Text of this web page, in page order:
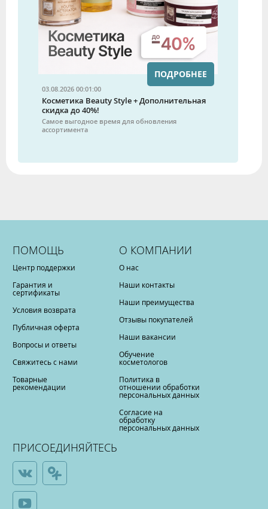
03.08.2026 00:01:00
Косметика Beauty Style + Дополнительная
скидка до 40%!
Самое выгодное время для обновления
ассортимента
ПОДРОБНЕЕ
ПОМОЩЬ
Центр поддержки
Гарантия и
сертификаты
Условия возврата
Публичная оферта
Вопросы и ответы
Свяжитесь с нами
Товарные
рекомендации
О КОМПАНИИ
О нас
Наши контакты
Наши преимущества
Отзывы покупателей
Наши вакансии
Обучение
косметологов
Политика в
отношении обработки
персональных данных
Согласие на
обработку
персональных данных
ПРИСОЕДИНЯЙТЕСЬ